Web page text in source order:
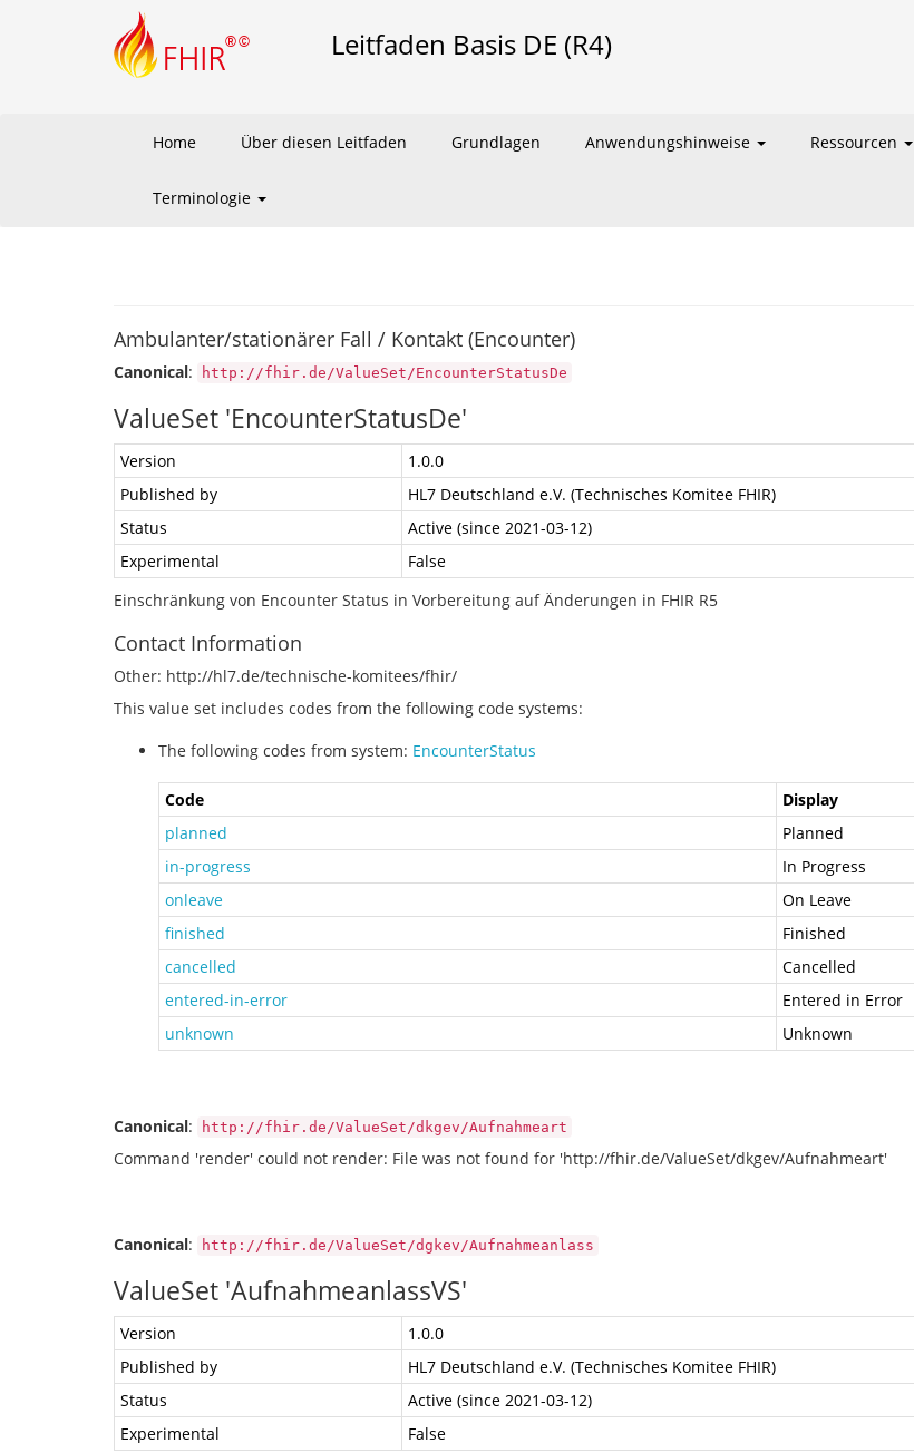
Leitfaden Basis DE (R4)
Home Über diesen Leitfaden Grundlagen Anwendungshinweise Ressourcen
Terminologie
Ambulanter/stationärer Fall / Kontakt (Encounter)
Canonical: http://fhir.de/ValueSet/EncounterStatusDe
ValueSet 'EncounterStatusDe'
Version
1.0.0
Published by
HL7 Deutschland e.V. (Technisches Komitee FHIR)
Status
Active (since 2021-03-12)
Experimental
False
Einschränkung von Encounter Status in Vorbereitung auf Änderungen in FHIR R5
Contact Information
Other: http://hl7.de/technische-komitees/fhir/
This value set includes codes from the following code systems:
The following codes from system: EncounterStatus
Code
Display
planned
Planned
in-progress
In Progress
onleave
On Leave
finished
Finished
cancelled
Cancelled
entered-in-error
Entered in Error
unknown
Unknown
Canonical: http://fhir.de/ValueSet/dkgev/Aufnahmeart
Command 'render' could not render: File was not found for 'http://fhir.de/ValueSet/dkgev/Aufnahmeart'
Canonical: http://fhir.de/ValueSet/dgkev/Aufnahmeanlass
ValueSet 'AufnahmeanlassVS'
Version
1.0.0
Published by
HL7 Deutschland e.V. (Technisches Komitee FHIR)
Status
Active (since 2021-03-12)
Experimental
False